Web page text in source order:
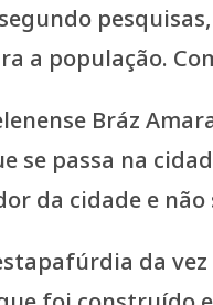
Bráz
se passa na
da cidade e
da